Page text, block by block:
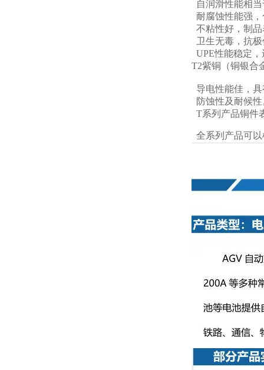
自润滑性能相
耐腐蚀性能强
不粘性好，制
卫生无毒，抗
UPE性能稳定
T2紫铜（铜银合
导电性能佳，
防蚀性及耐候性
T系列产品铜件
全系列产品可